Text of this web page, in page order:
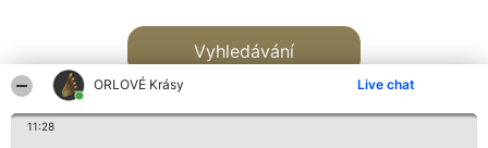
ORLOVÉ Krásy Live chat
11:28
Vyhledávání